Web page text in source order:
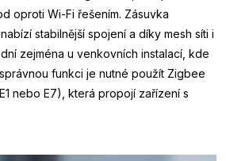
oproti Wi-Fi řešením. Zásuvka
stabilnější spojení a díky mesh síti i
zejména u venkovních instalací, kde
funkci je nutné použít Zigbee
nebo E7), která propojí zařízení s